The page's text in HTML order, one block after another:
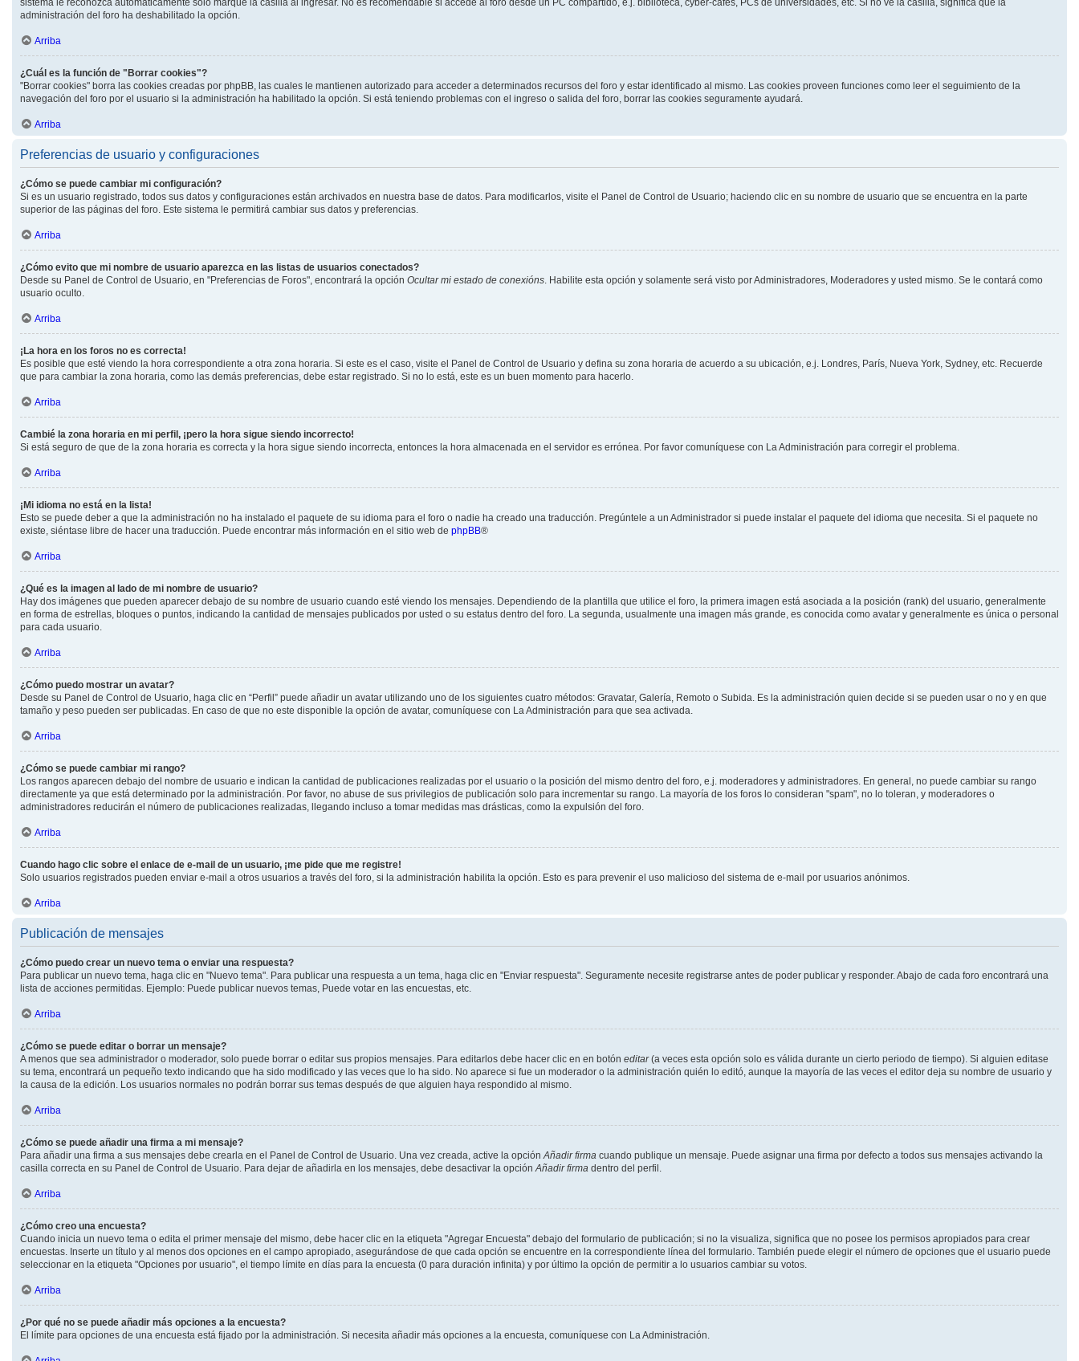
sistema le reconozca automáticamente solo marque la casilla al ingresar. No es recomendable si accede al foro desde un PC compartido, e.j. biblioteca, cyber-cafés, PCs de universidades, etc. Si no ve la casilla, significa que la
administración del foro ha deshabilitado la opción.
Arriba
¿Cuál es la función de "Borrar cookies"?
"Borrar cookies" borra las cookies creadas por phpBB, las cuales le mantienen autorizado para acceder a determinados recursos del foro y estar identificado al mismo. Las cookies proveen funciones como leer el seguimiento de la
navegación del foro por el usuario si la administración ha habilitado la opción. Si está teniendo problemas con el ingreso o salida del foro, borrar las cookies seguramente ayudará.
Arriba
Preferencias de usuario y configuraciones
¿Cómo se puede cambiar mi configuración?
Si es un usuario registrado, todos sus datos y configuraciones están archivados en nuestra base de datos. Para modificarlos, visite el Panel de Control de Usuario; haciendo clic en su nombre de usuario que se encuentra en la parte
superior de las páginas del foro. Este sistema le permitirá cambiar sus datos y preferencias.
Arriba
¿Cómo evito que mi nombre de usuario aparezca en las listas de usuarios conectados?
Desde su Panel de Control de Usuario, en "Preferencias de Foros", encontrará la opción Ocultar mi estado de conexións. Habilite esta opción y solamente será visto por Administradores, Moderadores y usted mismo. Se le contará como
usuario oculto.
Arriba
¡La hora en los foros no es correcta!
Es posible que esté viendo la hora correspondiente a otra zona horaria. Si este es el caso, visite el Panel de Control de Usuario y defina su zona horaria de acuerdo a su ubicación, e.j. Londres, París, Nueva York, Sydney, etc. Recuerde
que para cambiar la zona horaria, como las demás preferencias, debe estar registrado. Si no lo está, este es un buen momento para hacerlo.
Arriba
Cambié la zona horaria en mi perfil, ¡pero la hora sigue siendo incorrecto!
Si está seguro de que de la zona horaria es correcta y la hora sigue siendo incorrecta, entonces la hora almacenada en el servidor es errónea. Por favor comuníquese con La Administración para corregir el problema.
Arriba
¡Mi idioma no está en la lista!
Esto se puede deber a que la administración no ha instalado el paquete de su idioma para el foro o nadie ha creado una traducción. Pregúntele a un Administrador si puede instalar el paquete del idioma que necesita. Si el paquete no
existe, siéntase libre de hacer una traducción. Puede encontrar más información en el sitio web de phpBB®
Arriba
¿Qué es la imagen al lado de mi nombre de usuario?
Hay dos imágenes que pueden aparecer debajo de su nombre de usuario cuando esté viendo los mensajes. Dependiendo de la plantilla que utilice el foro, la primera imagen está asociada a la posición (rank) del usuario, generalmente
en forma de estrellas, bloques o puntos, indicando la cantidad de mensajes publicados por usted o su estatus dentro del foro. La segunda, usualmente una imagen más grande, es conocida como avatar y generalmente es única o personal
para cada usuario.
Arriba
¿Cómo puedo mostrar un avatar?
Desde su Panel de Control de Usuario, haga clic en “Perfil” puede añadir un avatar utilizando uno de los siguientes cuatro métodos: Gravatar, Galería, Remoto o Subida. Es la administración quien decide si se pueden usar o no y en que
tamaño y peso pueden ser publicadas. En caso de que no este disponible la opción de avatar, comuníquese con La Administración para que sea activada.
Arriba
¿Cómo se puede cambiar mi rango?
Los rangos aparecen debajo del nombre de usuario e indican la cantidad de publicaciones realizadas por el usuario o la posición del mismo dentro del foro, e.j. moderadores y administradores. En general, no puede cambiar su rango
directamente ya que está determinado por la administración. Por favor, no abuse de sus privilegios de publicación solo para incrementar su rango. La mayoría de los foros lo consideran "spam", no lo toleran, y moderadores o
administradores reducirán el número de publicaciones realizadas, llegando incluso a tomar medidas mas drásticas, como la expulsión del foro.
Arriba
Cuando hago clic sobre el enlace de e-mail de un usuario, ¡me pide que me registre!
Solo usuarios registrados pueden enviar e-mail a otros usuarios a través del foro, si la administración habilita la opción. Esto es para prevenir el uso malicioso del sistema de e-mail por usuarios anónimos.
Arriba
Publicación de mensajes
¿Cómo puedo crear un nuevo tema o enviar una respuesta?
Para publicar un nuevo tema, haga clic en "Nuevo tema". Para publicar una respuesta a un tema, haga clic en "Enviar respuesta". Seguramente necesite registrarse antes de poder publicar y responder. Abajo de cada foro encontrará una
lista de acciones permitidas. Ejemplo: Puede publicar nuevos temas, Puede votar en las encuestas, etc.
Arriba
¿Cómo se puede editar o borrar un mensaje?
A menos que sea administrador o moderador, solo puede borrar o editar sus propios mensajes. Para editarlos debe hacer clic en en botón editar(a veces esta opción solo es válida durante un cierto periodo de tiempo). Si alguien editase
su tema, encontrará un pequeño texto indicando que ha sido modificado y las veces que lo ha sido. No aparece si fue un moderador o la administración quién lo editó, aunque la mayoría de las veces el editor deja su nombre de usuario y
la causa de la edición. Los usuarios normales no podrán borrar sus temas después de que alguien haya respondido al mismo.
Arriba
¿Cómo se puede añadir una firma a mi mensaje?
Para añadir una firma a sus mensajes debe crearla en el Panel de Control de Usuario. Una vez creada, active la opciónAñadir firma cuando publique un mensaje. Puede asignar una firma por defecto a todos sus mensajes activando la
casilla correcta en su Panel de Control de Usuario. Para dejar de añadirla en los mensajes, debe desactivar la opciónAñadir firma dentro del perfil.
Arriba
¿Cómo creo una encuesta?
Cuando inicia un nuevo tema o edita el primer mensaje del mismo, debe hacer clic en la etiqueta "Agregar Encuesta" debajo del formulario de publicación; si no la visualiza, significa que no posee los permisos apropiados para crear
encuestas. Inserte un título y al menos dos opciones en el campo apropiado, asegurándose de que cada opción se encuentre en la correspondiente línea del formulario. También puede elegir el número de opciones que el usuario puede
seleccionar en la etiqueta "Opciones por usuario", el tiempo límite en días para la encuesta (0 para duración infinita) y por último la opción de permitir a lo usuarios cambiar su votos.
Arriba
¿Por qué no se puede añadir más opciones a la encuesta?
El límite para opciones de una encuesta está fijado por la administración. Si necesita añadir más opciones a la encuesta, comuníquese con La Administración.